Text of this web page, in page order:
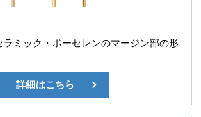
ミック・ポーセレンのマージン部の形
詳細はこちら